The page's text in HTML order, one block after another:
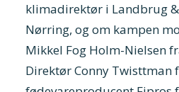
klimadirektør i Landbrug
Nørring, og om kampen
Mikkel Fog Holm-Nielsen
Direktør Conny Twisttman